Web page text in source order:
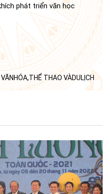
phát triển văn học
THAO VÀDULỊCH